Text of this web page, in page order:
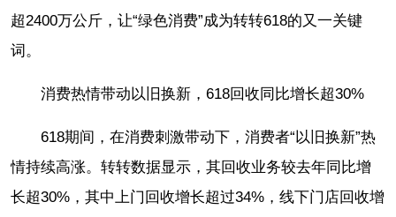
超2400万公斤，让“绿色消费”成为转转618的又一关键
词。
消费热情带动以旧换新，618回收同比增长超30%
618期间，在消费刺激带动下，消费者“以旧换新”热
情持续高涨。转转数据显示，其回收业务较去年同比增
长超30%，其中上门回收增长超过34%，线下门店回收增